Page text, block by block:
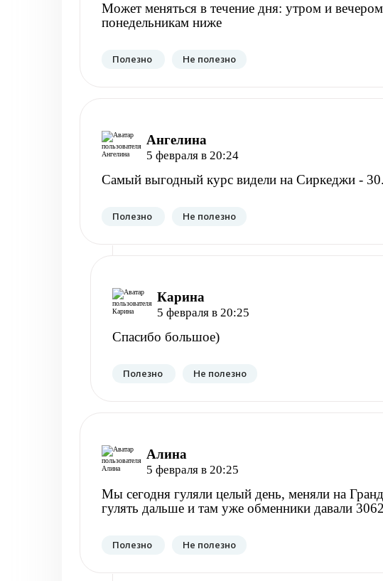
Может меняться в течение дня: утром и
понедельникам ниже
Полезно Не полезно
Ангелина
5 февраля в 20:24
Самый выгодный курс видели на Сиркеджи -
Полезно Не полезно
Карина
5 февраля в 20:25
Спасибо большое)
Полезно Не полезно
Алина
5 февраля в 20:25
Мы сегодня гуляли целый день, меняли на
гулять дальше и там уже обменники давали
Полезно Не полезно